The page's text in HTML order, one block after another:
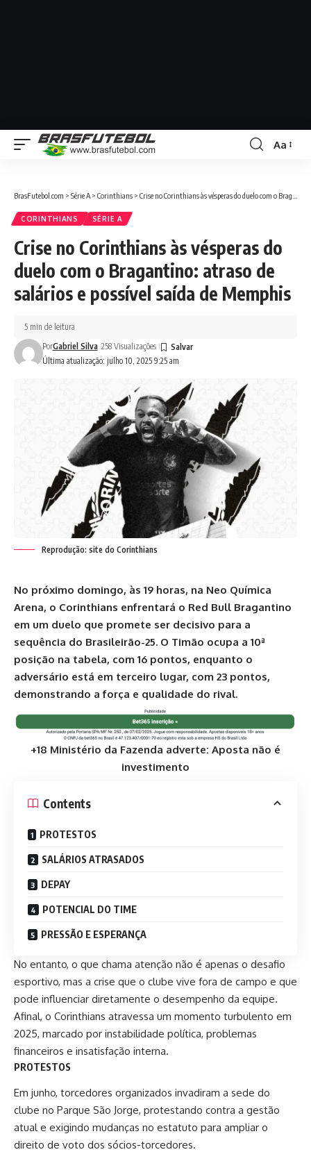
Aa
BrasFutebol.com > Série A > Corinthians > Crise no Corinthians às vésperas do duelo com o Bragantino: atraso de salários e possível saída de Memphis
CORINTHIANS SÉRIE A
Crise no Corinthians às vésperas do
duelo com o Bragantino: atraso de
salários e possível saída de Memphis
Última atualização: julho 10, 2025 9:25 am
PorGabriel Silva 258 Visualizações
5 min de leitura
Reprodução: site do Corinthians
No próximo domingo, às 19 horas, na Neo Química
Arena, o Corinthians enfrentará o Red Bull Bragantino
em um duelo que promete ser decisivo para a
sequência do Brasileirão-25. O Timão ocupa a 10ª
posição na tabela, com 16 pontos, enquanto o
adversário está em terceiro lugar, com 23 pontos,
demonstrando a força e qualidade do rival.
+18 Ministério da Fazenda adverte: Aposta não é
investimento
Contents
PROTESTOS
SALÁRIOS ATRASADOS
DEPAY
POTENCIAL DO TIME
PRESSÃO E ESPERANÇA
No entanto, o que chama atenção não é apenas o desafio
esportivo, mas a crise que o clube vive fora de campo e que
pode influenciar diretamente o desempenho da equipe.
Afinal, o Corinthians atravessa um momento turbulento em
2025, marcado por instabilidade política, problemas
financeiros e insatisfação interna.
PROTESTOS
Em junho, torcedores organizados invadiram a sede do
clube no Parque São Jorge, protestando contra a gestão
atual e exigindo mudanças no estatuto para ampliar o
direito de voto dos sócios-torcedores.